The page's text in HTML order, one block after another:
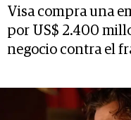
Visa compra una
por US$ 2.400
negocio contra el